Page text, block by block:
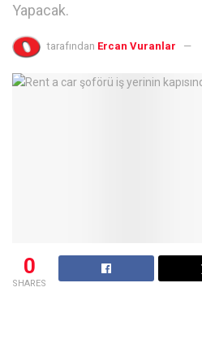
Yapacak.
tarafından Ercan Vuranlar
0
SHARES